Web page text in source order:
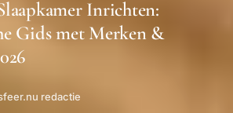
Inrichten:
Gids met Merken &
redactie